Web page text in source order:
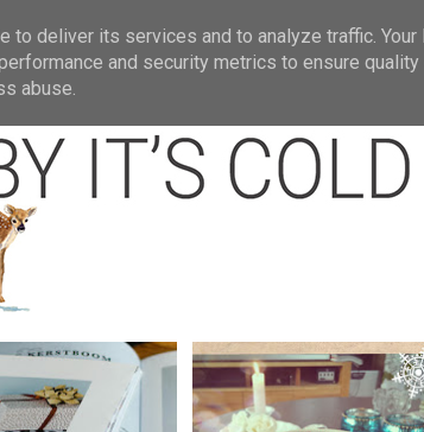
to deliver its services and to analyze traffic.
and security metrics to ensure
abuse.